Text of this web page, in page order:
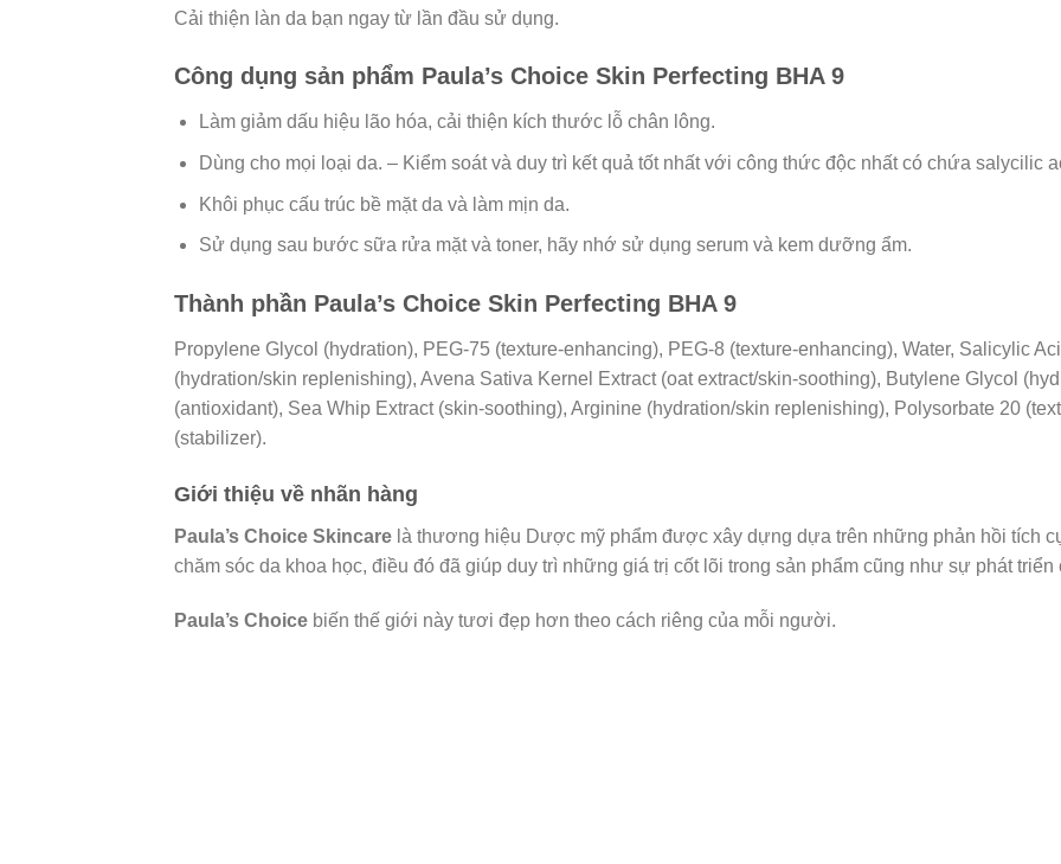
Cải thiện làn da bạn ngay từ lần đầu sử dụng.
Công dụng sản phẩm Paula’s Choice Skin Perfecting BHA 9
Làm giảm dấu hiệu lão hóa, cải thiện kích thước lỗ chân lông.
Dùng cho mọi loại da. – Kiểm soát và duy trì kết quả tốt nhất với công thức độc nhất có chứa salycilic
Khôi phục cấu trúc bề mặt da và làm mịn da.
Sử dụng sau bước sữa rửa mặt và toner, hãy nhớ sử dụng serum và kem dưỡng ẩm.
Thành phần Paula’s Choice Skin Perfecting BHA 9
Propylene Glycol (hydration), PEG-75 (texture-enhancing), PEG-8 (texture-enhancing), Water, Salicylic
(hydration/skin replenishing), Avena Sativa Kernel Extract (oat extract/skin-soothing), Butylene Glycol
(antioxidant), Sea Whip Extract (skin-soothing), Arginine (hydration/skin replenishing), Polysorbate 20
(stabilizer).
Giới thiệu về nhãn hàng
Paula’s Choice Skincare là thương hiệu Dược mỹ phẩm được xây dựng dựa trên những phản hồi tích
chăm sóc da khoa học, điều đó đã giúp duy trì những giá trị cốt lõi trong sản phẩm cũng như sự phát
Paula’s Choice biến thế giới này tươi đẹp hơn theo cách riêng của mỗi người.